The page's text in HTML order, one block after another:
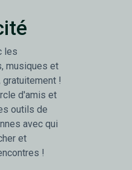
les
musiques et
!
d'amis et
outils de
avec qui
et
!